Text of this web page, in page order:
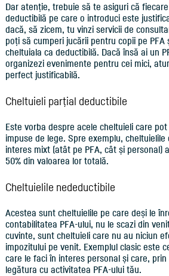
Dar atenție, trebuie să te asiguri că
deductibilă pe care o introduci este
dacă, să zicem, tu vinzi servicii de
poți să cumperi jucării pentru copii pe PFA
cheltuiala ca deductibilă. Dacă însă ai un
organizezi evenimente pentru cei mici,
perfect justificabilă.
Cheltuieli parțial deductibile
Este vorba despre acele cheltuieli care
impuse de lege. Spre exemplu,
interes mixt (atât pe PFA, cât și personal)
50% din valoarea lor totală.
Cheltuielile nedeductibile
Acestea sunt cheltuielile pe care deși le
contabilitatea PFA-ului, nu le scazi din
cuvinte, sunt cheltuieli care nu au niciun
impozitului pe venit. Exemplul clasic este
care le faci în interes personal și care,
legătura cu activitatea PFA-ului tău.